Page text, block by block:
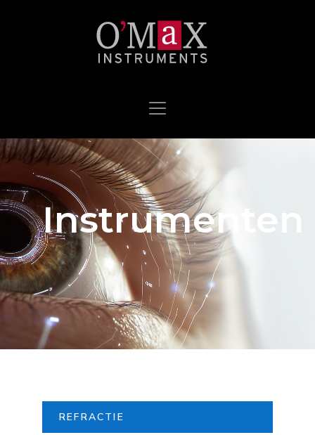
Instrumenten
REFRACTIE